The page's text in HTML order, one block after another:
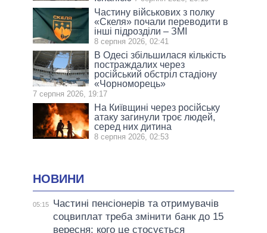
Частину військових з полку
«Скеля» почали переводити в
інші підрозділи – ЗМІ
8 серпня 2026, 02:41
В Одесі збільшилася кількість
постраждалих через
російський обстріл стадіону
«Чорноморець»
7 серпня 2026, 19:17
На Київщині через російську
атаку загинули троє людей,
серед них дитина
8 серпня 2026, 02:53
НОВИНИ
05:15
Частині пенсіонерів та отримувачів
соцвиплат треба змінити банк до 15
вересня: кого це стосується